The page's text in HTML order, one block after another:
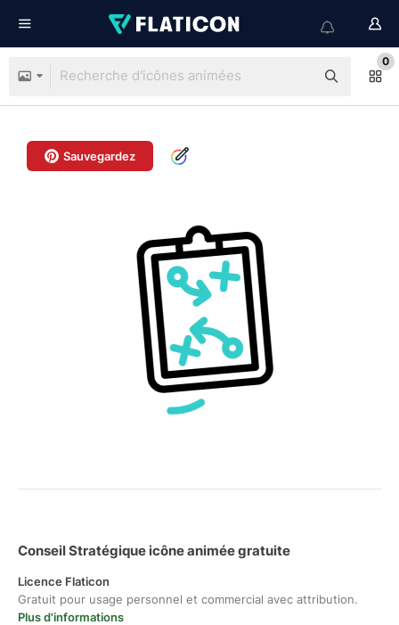
0
Sauvegardez
Conseil Stratégique icône animée gratuite
Licence Flaticon
Gratuit pour usage personnel et commercial avec attribution.
Plus d'informations